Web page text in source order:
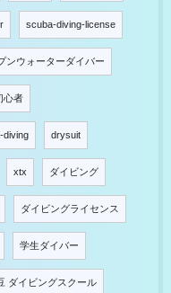
scuba-diving-license
ンウォーターダイバー
心者
diving drysuit
xtx ダイビング
ダイビングライセンス
学生ダイバー
ダイビングスクール